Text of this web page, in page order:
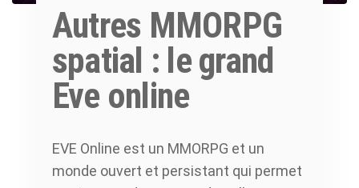
Autres MMORPG
spatial : le grand
Eve online
EVE Online est un MMORPG et un
monde ouvert et persistant qui permet